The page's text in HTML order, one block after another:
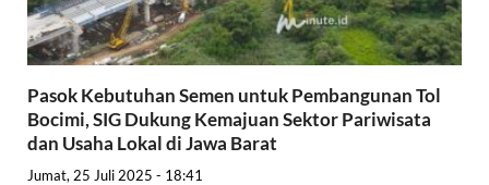
Pasok Kebutuhan Semen untuk Pembangunan Tol
Bocimi, SIG Dukung Kemajuan Sektor Pariwisata
dan Usaha Lokal di Jawa Barat
Jumat, 25 Juli 2025 - 18:41